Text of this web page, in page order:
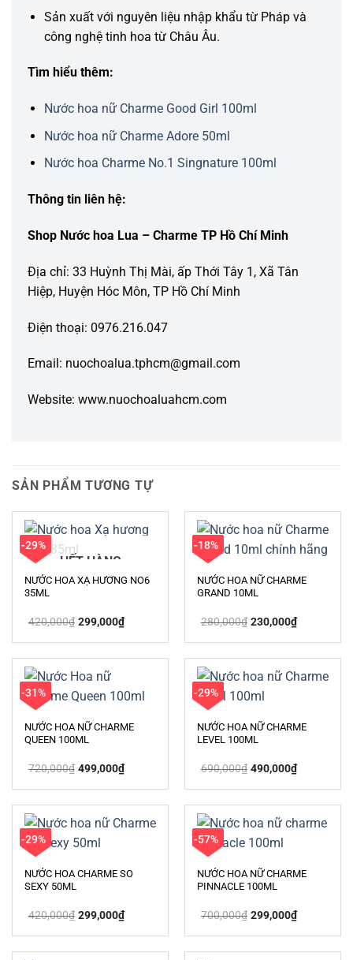
Sản xuất với nguyên liệu nhập khẩu từ Pháp và
công nghệ tinh hoa từ Châu Âu.
Tìm hiểu thêm:
Nước hoa nữ Charme Good Girl 100ml
Nước hoa nữ Charme Adore 50ml
Nước hoa Charme No.1 Singnature 100ml
Thông tin liên hệ:
Shop Nước hoa Lua – Charme TP Hồ Chí Minh
Địa chỉ: 33 Huỳnh Thị Mài, ấp Thới Tây 1, Xã Tân
Hiệp, Huyện Hóc Môn, TP Hồ Chí Minh
Điện thoại: 0976.216.047
Email: nuochoalua.tphcm@gmail.com
Website: www.nuochoaluahcm.com
SẢN PHẨM TƯƠNG TỰ
-29%
HẾT HÀNG
NƯỚC HOA XẠ HƯƠNG NO6
35ML
420,000₫ Giá
gốc
420,000₫.
299,000₫Giá
hiện
là:
299,000₫.
-18%
NƯỚC HOA NỮ CHARME
GRAND 10ML
280,000₫ Giá
gốc
280,000₫.
230,000₫Giá
hiện
là:
230,000₫.
-31%
NƯỚC HOA NỮ CHARME
QUEEN 100ML
720,000₫ Giá
gốc
499,000₫Giá
hiện
499,000₫.
-29%
NƯỚC HOA NỮ CHARME
LEVEL 100ML
690,000₫ Giá
gốc
490,000₫Giá
hiện
490,000₫.
-29%
NƯỚC HOA CHARME SO
SEXY 50ML
420,000₫ Giá
gốc
299,000₫Giá
hiện
299,000₫.
-57%
NƯỚC HOA NỮ CHARME
PINNACLE 100ML
700,000₫ Giá
gốc
299,000₫Giá
hiện
299,000₫.